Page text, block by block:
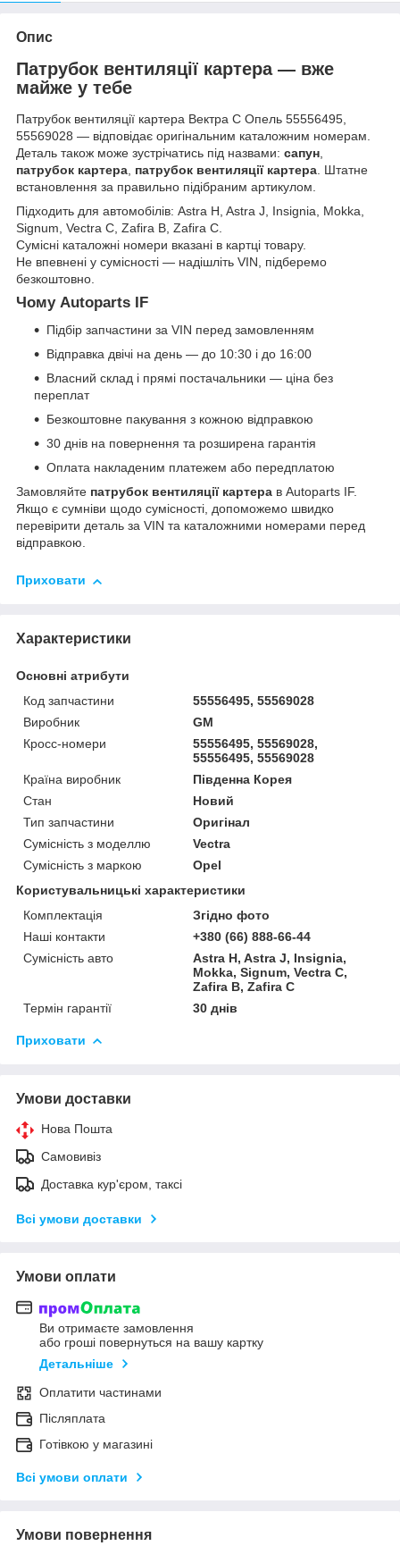
Опис
Патрубок вентиляції картера — вже
майже у тебе
Патрубок вентиляції картера Вектра С Опель 55556495,
55569028 — відповідає оригінальним каталожним номерам.
Деталь також може зустрічатись під назвами: сапун,
патрубок картера, патрубок вентиляції картера. Штатне
встановлення за правильно підібраним артикулом.
Підходить для автомобілів: Astra H, Astra J, Insignia, Mokka,
Signum, Vectra C, Zafira B, Zafira C.
Сумісні каталожні номери вказані в картці товару.
Не впевнені у сумісності — надішліть VIN, підберемо
безкоштовно.
Чому Autoparts IF
Підбір запчастини за VIN перед замовленням
Відправка двічі на день — до 10:30 і до 16:00
Власний склад і прямі постачальники — ціна без
переплат
Безкоштовне пакування з кожною відправкою
30 днів на повернення та розширена гарантія
Оплата накладеним платежем або передплатою
Замовляйте патрубок вентиляції картера в Autoparts IF.
Якщо є сумніви щодо сумісності, допоможемо швидко
перевірити деталь за VIN та каталожними номерами перед
відправкою.
Приховати
Характеристики
Основні атрибути
Код запчастини
55556495, 55569028
Виробник
GM
Кросс-номери
55556495, 55569028,
55556495, 55569028
Країна виробник
Південна Корея
Стан
Новий
Тип запчастини
Оригінал
Сумісність з моделлю
Vectra
Сумісність з маркою
Opel
Користувальницькі характеристики
Комплектація
Згідно фото
Наші контакти
+380 (66) 888-66-44
Сумісність авто
Astra H, Astra J, Insignia,
Mokka, Signum, Vectra C,
Zafira B, Zafira C
Термін гарантії
30 днів
Приховати
Умови доставки
Нова Пошта
Самовивіз
Доставка кур'єром, таксі
Всі умови доставки
Умови оплати
Ви отримаєте замовлення
або гроші повернуться на вашу картку
Детальніше
Оплатити частинами
Післяплата
Готівкою у магазині
Всі умови оплати
Умови повернення